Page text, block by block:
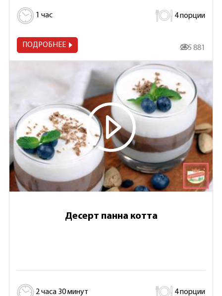
1 час 4 порции
ПОДРОБНЕЕ 255 881
Десерт панна котта
2 часа 30 минут 4 порции